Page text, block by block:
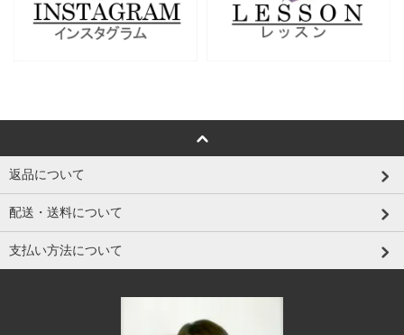
返品について
配送・送料について
支払い方法について